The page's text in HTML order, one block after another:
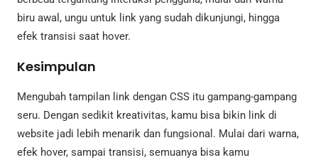
biru awal, ungu untuk link yang sudah dikunjungi, hingga
efek transisi saat hover.
Kesimpulan
Mengubah tampilan link dengan CSS itu gampang-gampang
seru. Dengan sedikit kreativitas, kamu bisa bikin link di
website jadi lebih menarik dan fungsional. Mulai dari warna,
efek hover, sampai transisi, semuanya bisa kamu